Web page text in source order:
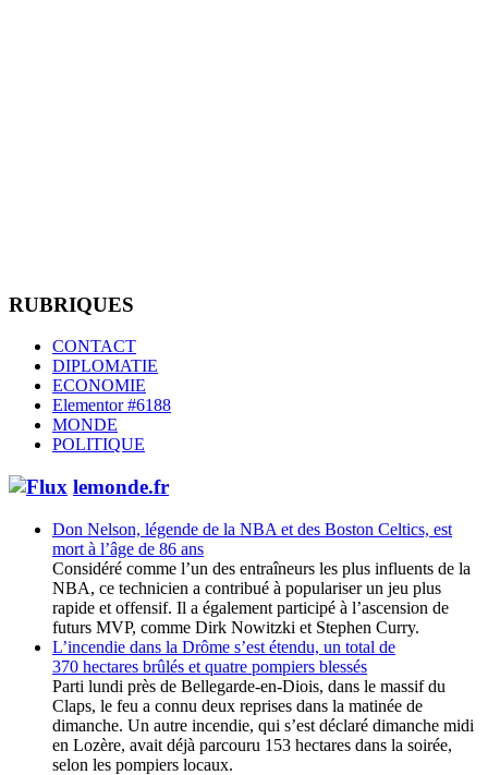
RUBRIQUES
CONTACT
DIPLOMATIE
ECONOMIE
Elementor #6188
MONDE
POLITIQUE
lemonde.fr
Don Nelson, légende de la NBA et des Boston Celtics, est
mort à l’âge de 86 ans
Considéré comme l’un des entraîneurs les plus influents de la
NBA, ce technicien a contribué à populariser un jeu plus
rapide et offensif. Il a également participé à l’ascension de
futurs MVP, comme Dirk Nowitzki et Stephen Curry.
L’incendie dans la Drôme s’est étendu, un total de
370 hectares brûlés et quatre pompiers blessés
Parti lundi près de Bellegarde-en-Diois, dans le massif du
Claps, le feu a connu deux reprises dans la matinée de
dimanche. Un autre incendie, qui s’est déclaré dimanche midi
en Lozère, avait déjà parcouru 153 hectares dans la soirée,
selon les pompiers locaux.